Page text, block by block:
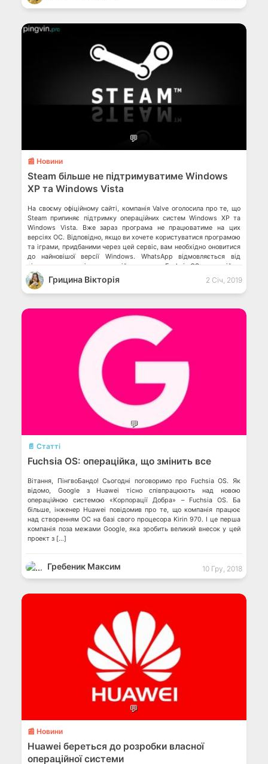
💬
📰 Новини
Steam більше не підтримуватиме Windows
XP та Windows Vista
На своєму офіційному сайті, компанія Valve оголосила про те, що
Steam припиняє підтримку операційних систем Windows XP та
Windows Vista. Вже зараз програма не працюватиме на цих
версіях ОС. Відповідно, якщо ви хочете користуватися програмою
та іграми, придбаними через цей сервіс, вам необхідно оновитися
до найновішої версії Windows. WhatsApp відмовляється від
підтримки застарілих операційних систем Fuchsia OS: операційка,
що змінить […]Грицина Вікторія 2 Січ, 2019
💬
📄 Статті
Fuchsia OS: операційка, що змінить все
Вітання, ПінгвоБандо! Сьогодні поговоримо про Fuchsia OS. Як
відомо, Google з Huawei тісно співпрацюють над новою
операційною системою «Корпорації Добра» – Fuchsia OS. Ба
більше, інженер Huawei повідомив про те, що компанія працює
над створенням ОС на базі свого процесора Kirin 970. І це перша
компанія поза межами Google, яка зробить великий внесок у цей
проект з […]
Гребеник Максим 10 Гру, 2018
💬
📰 Новини
Huawei береться до розробки власної
операційної системи